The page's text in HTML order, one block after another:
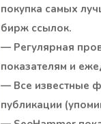
покупка самых
бирж ссылок.
— Регулярная
показателям и
— Все известные
публикации